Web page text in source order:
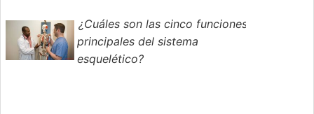
¿Cuáles son las cinco funciones
principales del sistema
esquelético?